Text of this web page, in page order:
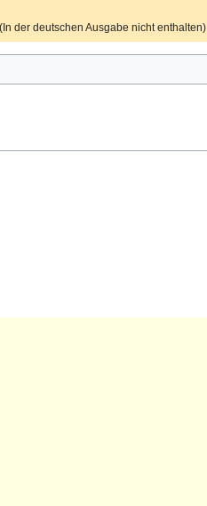
(In der deutschen Ausgabe nicht enthalten)